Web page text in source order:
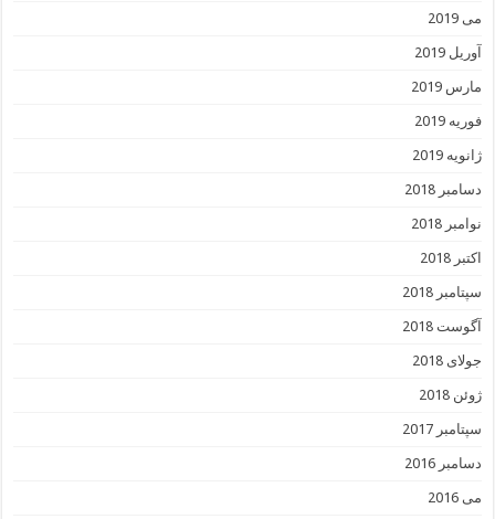
می 2019
آوریل 2019
مارس 2019
فوریه 2019
ژانویه 2019
دسامبر 2018
نوامبر 2018
اکتبر 2018
سپتامبر 2018
آگوست 2018
جولای 2018
ژوئن 2018
سپتامبر 2017
دسامبر 2016
می 2016